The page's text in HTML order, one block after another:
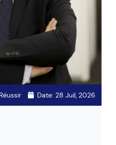
Date: 28 Juil, 2026